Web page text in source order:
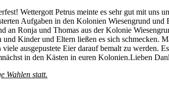
Wettergott Petrus meinte es sehr gut mit uns
Aufgaben in den Kolonien Wiesengrund
an Ronja und Thomas aus der Kolonie
Kinder und Eltern ließen es sich schmecken.
ausgepustete Eier darauf bemalt zu werden.
in den Kästen in euren Kolonien.Lieben
Wahlen statt.